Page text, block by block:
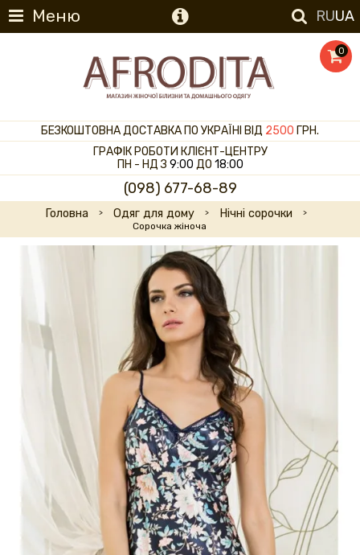
Меню RUUA
0
БЕЗКОШТОВНА ДОСТАВКА ПО УКРАЇНІ ВІД 2500 ГРН.
ГРАФІК РОБОТИ КЛІЄНТ-ЦЕНТРУ
ПН - НД З 9:00 ДО 18:00
(098) 677-68-89
Головна Одяг для дому Нічні сорочки
Сорочка жіноча